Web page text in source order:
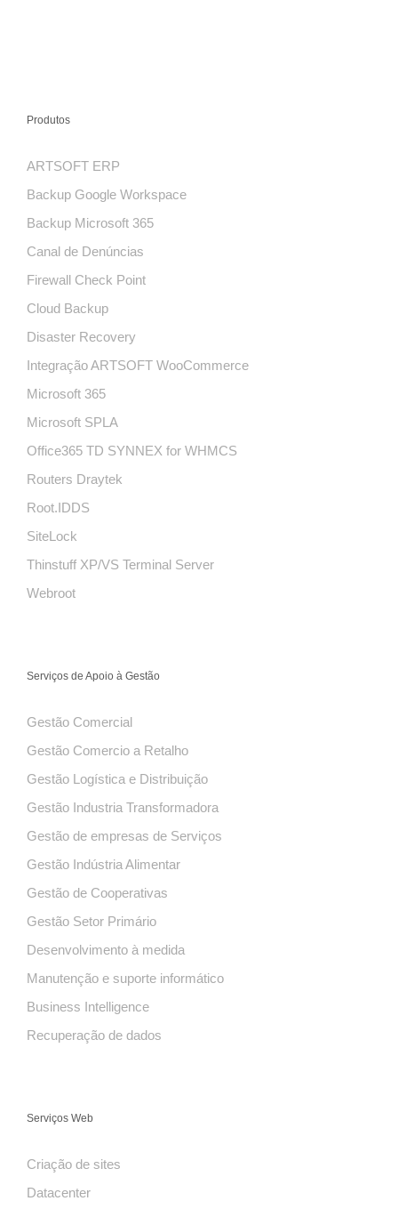
Produtos
ARTSOFT ERP
Backup Google Workspace
Backup Microsoft 365
Canal de Denúncias
Firewall Check Point
Cloud Backup
Disaster Recovery
Integração ARTSOFT WooCommerce
Microsoft 365
Microsoft SPLA
Office365 TD SYNNEX for WHMCS
Routers Draytek
Root.IDDS
SiteLock
Thinstuff XP/VS Terminal Server
Webroot
Serviços de Apoio à Gestão
Gestão Comercial
Gestão Comercio a Retalho
Gestão Logística e Distribuição
Gestão Industria Transformadora
Gestão de empresas de Serviços
Gestão Indústria Alimentar
Gestão de Cooperativas
Gestão Setor Primário
Desenvolvimento à medida
Manutenção e suporte informático
Business Intelligence
Recuperação de dados
Serviços Web
Criação de sites
Datacenter